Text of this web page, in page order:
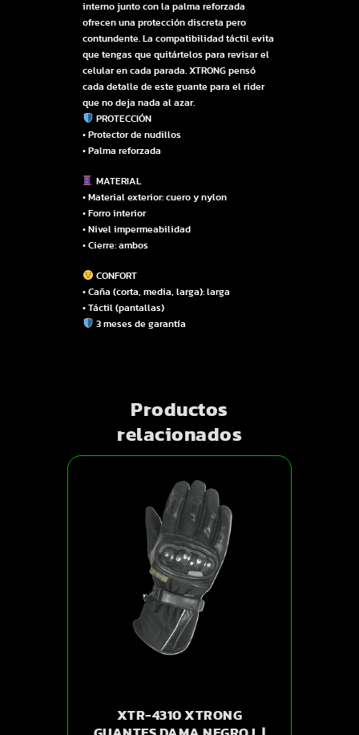
interno junto con la palma reforzada
ofrecen una protección discreta pero
contundente. La compatibilidad táctil evita
que tengas que quitártelos para revisar el
celular en cada parada. XTRONG pensó
cada detalle de este guante para el rider
que no deja nada al azar.
PROTECCIÓN
• Protector de nudillos
• Palma reforzada
MATERIAL
• Material exterior: cuero y nylon
• Forro interior
• Nivel impermeabilidad
• Cierre: ambos
CONFORT
• Caña (corta, media, larga): larga
• Táctil (pantallas)
3 meses de garantía
Productos
relacionados
XTR-4310 XTRONG